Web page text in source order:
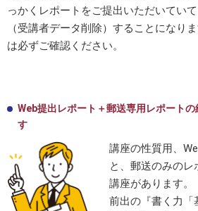
っかくレポートをご提出いただいてい
（受講者データ削除）することになり
は必ずご確認ください。
Web提出レポート＋郵送専用レポート
す
講座の性質用、
と、郵送のみの
講座があります。
前出の『書く力「